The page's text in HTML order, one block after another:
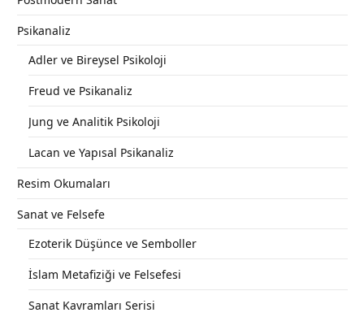
Psikanaliz
Adler ve Bireysel Psikoloji
Freud ve Psikanaliz
Jung ve Analitik Psikoloji
Lacan ve Yapısal Psikanaliz
Resim Okumaları
Sanat ve Felsefe
Ezoterik Düşünce ve Semboller
İslam Metafiziği ve Felsefesi
Sanat Kavramları Serisi